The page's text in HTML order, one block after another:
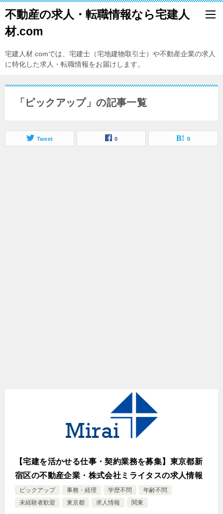
不動産の求人・転職情報なら宅建人
材.com
宅建人材.comでは、宅建士（宅地建物取引士）や不動産企業の求人
に特化した求人・転職情報をお届けします。
「ピックアップ」の記事一覧
Tweet 0 0
【宅建を活かせる仕事・契約業務を募集】東京都新
宿区の不動産企業・株式会社ミライタスの求人情報
ピックアップ 事務・経理 学歴不問
年齢不問
未経験者歓迎
東京都 求人情報 関東